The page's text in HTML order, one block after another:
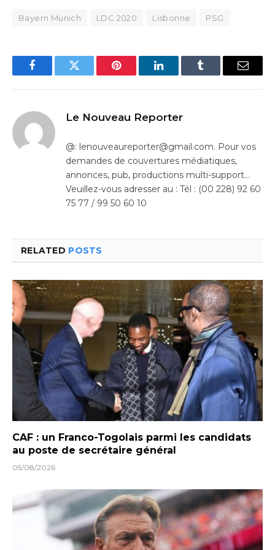
Bayern Munich LDC 2020 Lisbonne PSG
FacebookTwitter Pinterest LinkedInTumblr Email
Le Nouveau Reporter
@: lenouveaureporter@gmail.com. Pour vos
demandes de couvertures médiatiques,
annonces, pub, productions multi-support…
Veuillez-vous adresser au : Tél : (00 228) 92 60
75 77 / 99 50 60 10
RELATED POSTS
CAF : un Franco-Togolais parmi les candidats
au poste de secrétaire général
05/08/2026